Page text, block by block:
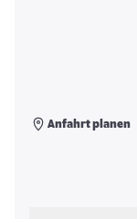
Anfahrt planen